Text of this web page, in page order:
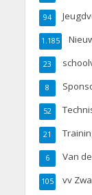
94
1.185
23
8
52
21
Van
6
vv
105